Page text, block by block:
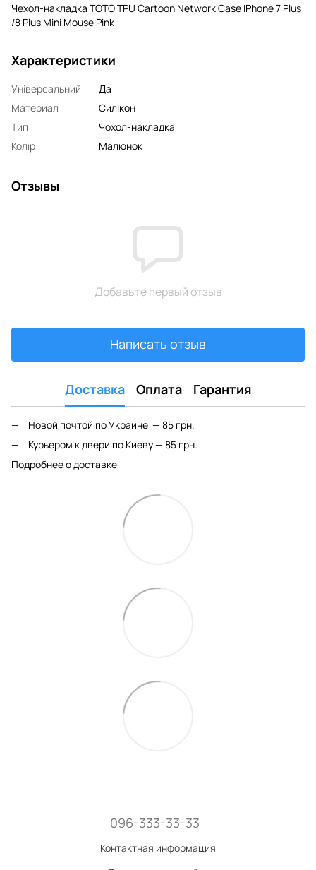
Чехол-накладка TOTO TPU Сartoon Network Case IPhone 7 Plus
/8 Plus Mini Mouse Pink
Характеристики
Універсальний
Да
Материал
Силікон
Тип
Чохол-накладка
Колір
Малюнок
Отзывы
Добавьте первый отзыв
Написать отзыв
Доставка Оплата Гарантия
Новой почтой по Украине — 85 грн.
Курьером к двери по Киеву — 85 грн.
Подробнее о доставке
096-333-33-33
Контактная информация